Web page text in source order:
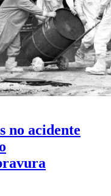
no acidente